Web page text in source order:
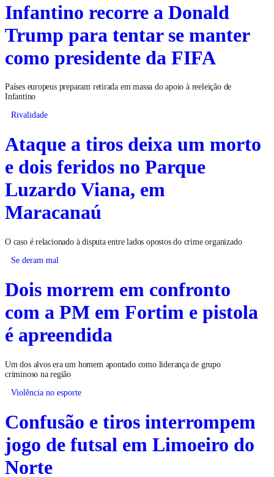
Infantino recorre a Donald
Trump para tentar se manter
como presidente da FIFA
Países europeus preparam retirada em massa do apoio à reeleição de
Infantino
Rivalidade
Ataque a tiros deixa um morto
e dois feridos no Parque
Luzardo Viana, em
Maracanaú
O caso é relacionado à disputa entre lados opostos do crime organizado
Se deram mal
Dois morrem em confronto
com a PM em Fortim e pistola
é apreendida
Um dos alvos era um homem apontado como liderança de grupo
criminoso na região
Violência no esporte
Confusão e tiros interrompem
jogo de futsal em Limoeiro do
Norte